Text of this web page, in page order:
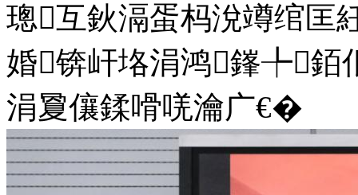
璁互鈥滆蛋杩涗竴绾匡
婚锛屽垎涓鸿鎽╄銆
涓夐儴鍒嗗唴瀹广€�